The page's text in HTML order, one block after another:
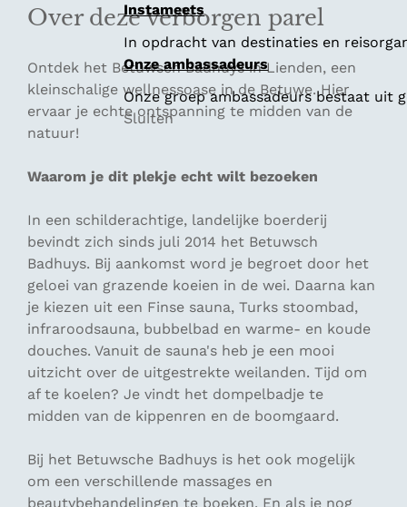
Instameets
In opdracht van destinaties en
Onze ambassadeurs
Onze groep ambassadeurs bestaat uit
Sluiten
Over deze verborgen parel
Ontdek het Betuwsch Badhuys in Lienden, een
kleinschalige wellnessoase in de Betuwe. Hier
ervaar je echte ontspanning te midden van de
natuur!
Waarom je dit plekje echt wilt bezoeken
In een schilderachtige, landelijke boerderij
bevindt zich sinds juli 2014 het Betuwsch
Badhuys. Bij aankomst word je begroet door het
geloei van grazende koeien in de wei. Daarna kan
je kiezen uit een Finse sauna, Turks stoombad,
infraroodsauna, bubbelbad en warme- en koude
douches. Vanuit de sauna's heb je een mooi
uitzicht over de uitgestrekte weilanden. Tijd om
af te koelen? Je vindt het dompelbadje te
midden van de kippenren en de boomgaard.
Bij het Betuwsche Badhuys is het ook mogelijk
om een verschillende massages en
beautybehandelingen te boeken. En als je nog